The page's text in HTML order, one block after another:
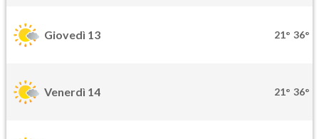
Giovedì 13 21° 36°
Venerdì 14 21° 36°